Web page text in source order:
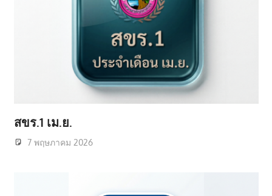
สขร.1 เม.ย.
7 พฤษภาคม 2026